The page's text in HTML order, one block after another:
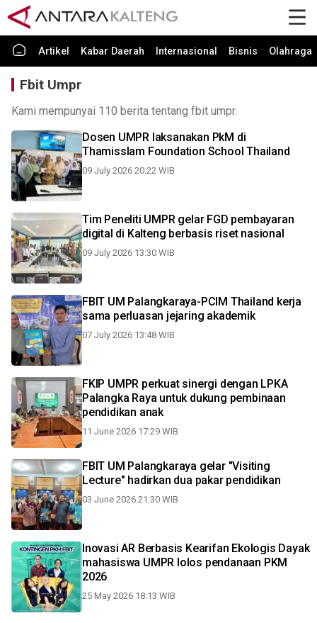
Artikel Kabar Daerah Internasional Bisnis Olahraga
Fbit Umpr
Kami mempunyai 110 berita tentang fbit umpr.
Dosen UMPR laksanakan PkM di
Thamisslam Foundation School Thailand
09 July 2026 20:22 WIB
Tim Peneliti UMPR gelar FGD pembayaran
digital di Kalteng berbasis riset nasional
09 July 2026 13:30 WIB
FBIT UM Palangkaraya-PCIM Thailand kerja
sama perluasan jejaring akademik
07 July 2026 13:48 WIB
FKIP UMPR perkuat sinergi dengan LPKA
Palangka Raya untuk dukung pembinaan
pendidikan anak
11 June 2026 17:29 WIB
FBIT UM Palangkaraya gelar "Visiting
Lecture" hadirkan dua pakar pendidikan
03 June 2026 21:30 WIB
Inovasi AR Berbasis Kearifan Ekologis Dayak
mahasiswa UMPR lolos pendanaan PKM
2026
25 May 2026 18:13 WIB